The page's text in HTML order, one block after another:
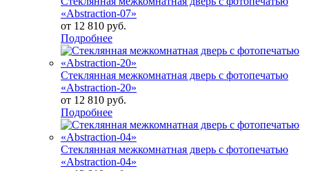
«Abstraction-07»
от 12 810 руб.
Подробнее
Стеклянная межкомнатная дверь с фотопечатью
«Abstraction-20»
от 12 810 руб.
Подробнее
Стеклянная межкомнатная дверь с фотопечатью
«Abstraction-04»